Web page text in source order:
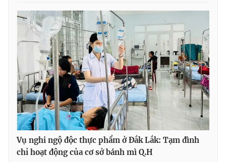
Vụ nghi ngộ độc thực phẩm ở Đắk Lắk: Tạm đình
chỉ hoạt động của cơ sở bánh mì Q.H